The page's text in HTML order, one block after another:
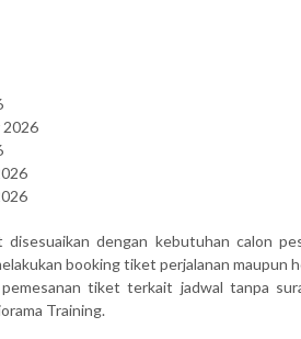
2026
disesuaikan dengan kebutuhan calon
booking tiket perjalanan
tiket terkait jadwal tanpa
Training.